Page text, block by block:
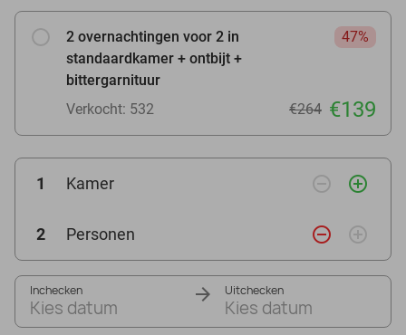
2 overnachtingen voor 2 in
standaardkamer + ontbijt +
bittergarnituur
47%
Verkocht: 532 €264 €139
1 Kamer remove_circle_outline add_circle_outline
2 Personen remove_circle_outline add_circle_outline
Inchecken
Kies datum
Uitchecken
Kies datum